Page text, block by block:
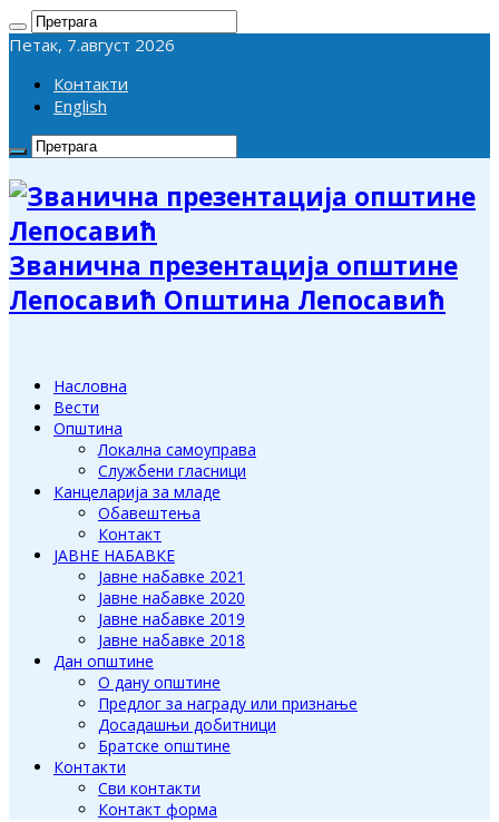
Петак, 7.август 2026
Контакти
English
Званична презентација општине
Лепосавић Општина Лепосавић
Насловна
Вести
Општина
Локална самоуправа
Службени гласници
Канцеларија за младе
Обавештења
Контакт
ЈАВНЕ НАБАВКЕ
Јавне набавке 2021
Јавне набавке 2020
Јавне набавке 2019
Јавне набавке 2018
Дан општине
О дану општине
Предлог за награду или признање
Досадашњи добитници
Братске општине
Контакти
Сви контакти
Контакт форма